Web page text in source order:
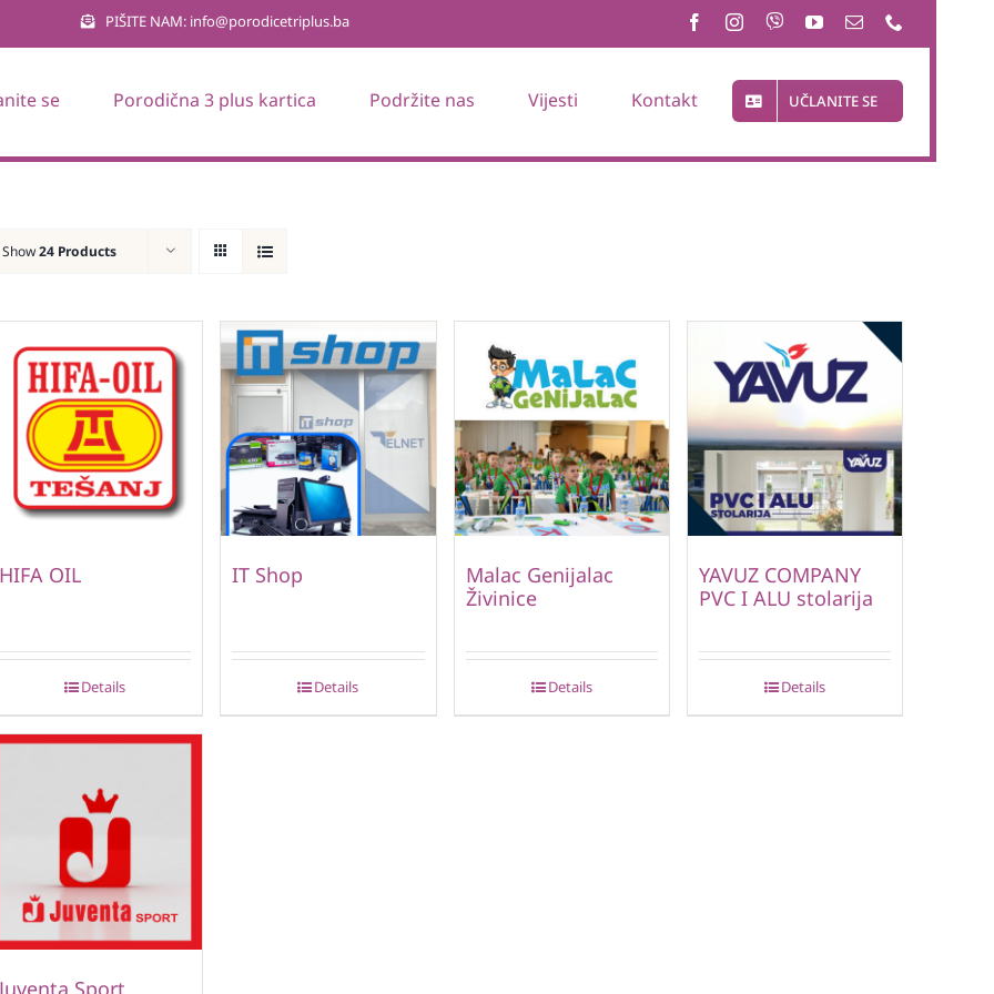
PIŠITE NAM: info@porodicetriplus.ba
se Porodična 3 plus kartica Podržite nas Vijesti Kontakt UČLANITE SE
Show24 Products
HIFA OIL
Details
IT Shop
Details
Malac Genijalac
Živinice
Details
YAVUZ COMPANY
PVC I ALU stolarija
Details
Juventa Sport